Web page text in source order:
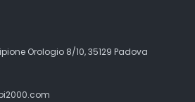
Orologio 8/10, 35129 Padova